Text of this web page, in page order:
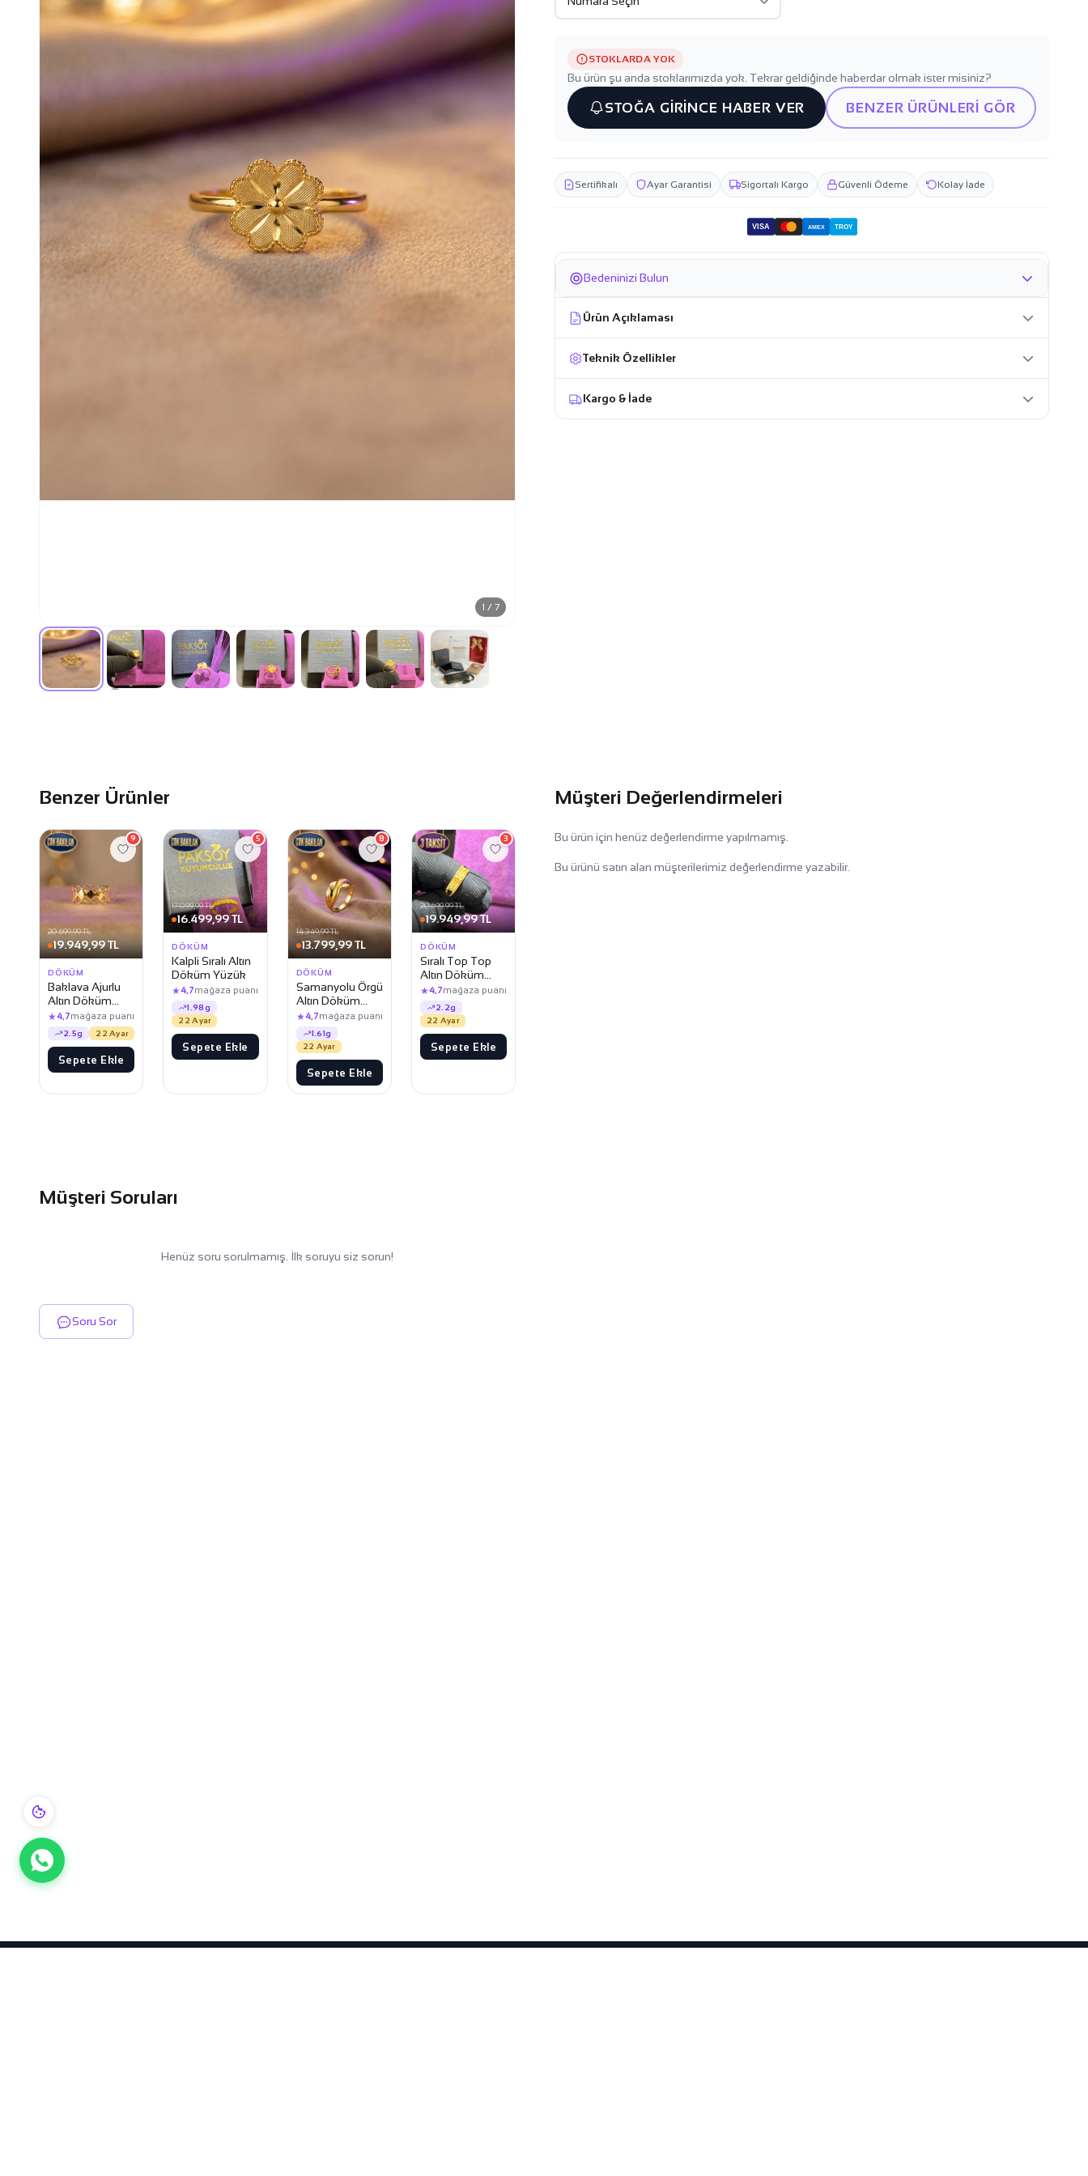
1 / 7
STOKLARDA YOK
Bu ürün şu anda stoklarımızda yok. Tekrar geldiğinde haberdar olmak ister misiniz?
STOĞA GİRİNCE HABER VER BENZER ÜRÜNLERİ GÖR
Sertifikalı Ayar Garantisi Sigortalı Kargo Güvenli Ödeme Kolay İade
VISA AMEX TROY
Bedeninizi Bulun
Ürün Açıklaması
Teknik Özellikler
Kargo & İade
Benzer Ürünler
20.699,99 TL
19.949,99 TL
9
DÖKÜM
Baklava Ajurlu
Altın Döküm
Yüzük
★4,7mağaza puanı
2.5g 22 Ayar
Sepete Ekle
17.099,99 TL
16.499,99 TL
5
DÖKÜM
Kalpli Sıralı Altın
Döküm Yüzük
★4,7mağaza puanı
1.98g
22 Ayar
Sepete Ekle
14.349,99 TL
13.799,99 TL
8
DÖKÜM
Samanyolu Örgü
Altın Döküm
Yüzük
★4,7mağaza puanı
1.61g
22 Ayar
Sepete Ekle
20.699,99 TL
19.949,99 TL
3
DÖKÜM
Sıralı Top Top
Altın Döküm
Yüzük
★4,7mağaza puanı
2.2g
22 Ayar
Sepete Ekle
Müşteri Değerlendirmeleri
Bu ürün için henüz değerlendirme yapılmamış.
Bu ürünü satın alan müşterilerimiz değerlendirme yazabilir.
Müşteri Soruları
Henüz soru sorulmamış. İlk soruyu siz sorun!
Soru Sor